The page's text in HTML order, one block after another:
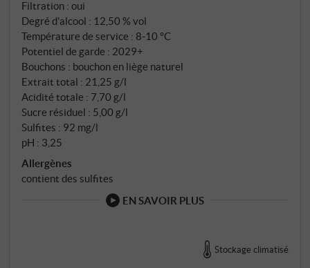
Filtration : oui
Degré d'alcool : 12,50 % vol
Température de service : 8‑10 °C
Potentiel de garde : 2029+
Bouchons : bouchon en liège naturel
Extrait total : 21,25 g/l
Acidité totale : 7,70 g/l
Sucre résiduel : 5,00 g/l
Sulfites : 92 mg/l
pH : 3,25
Allergènes
contient des sulfites
EN SAVOIR PLUS
Stockage climatisé